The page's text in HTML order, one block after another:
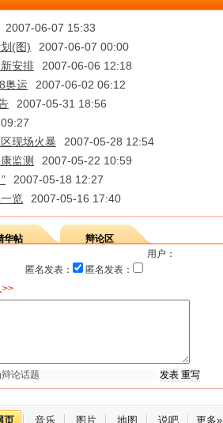
2007-06-07 15:33
(图)
2007-06-07 00:00
安排
2007-06-06 12:18
奥运
2007-06-02 06:12
2007-05-31 18:56
现场火暴
2007-05-28 12:54
监测
2007-05-22 10:59
2007-05-18 12:27
览 2007-05-16 17:40
华帖
辩论区
用户：
匿名发表：
匿名发表：
>>
页 音乐 图片 地图 说吧 更多»